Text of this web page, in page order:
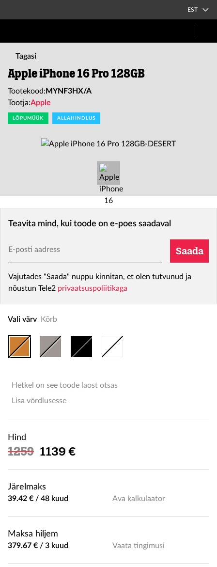
EST
Tagasi
Apple iPhone 16 Pro 128GB
Tootekood: MYNF3HX/A
Tootja:Apple
LÕPUMÜÜK ALLAHINDLUS
Teavita mind, kui toode on e-poes saadaval
E-posti aadress
Saada
Vajutades "Saada" nuppu kinnitan, et olen tutvunud ja
nõustun Tele2 privaatsuspoliitikaga
Vali värv Kõrb
Hetkel on see toode laost otsas
Lisa võrdlusesse
Hind
1259 Soodushind
1139 €
Järelmaks
39.42 € / 48 kuud Ava kalkulaator
Maksa hiljem
379.67 € / 3 kuud Vaata tingimusi